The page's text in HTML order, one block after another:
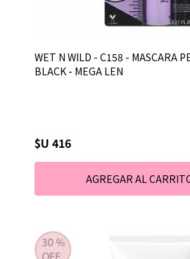
WET N WILD - C158 - MASCARA
BLACK - MEGA LEN
$U 416